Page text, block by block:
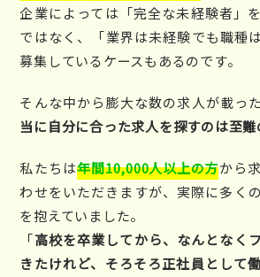
企業によっては「完全な未経験者」
ではなく、「業界は未経験でも職種
募集しているケースもあるのです。
そんな中から膨大な数の求人が載っ
当に自分に合った求人を探すのは至
私たちは年間10,000人以上の方から
わせをいただきますが、実際に多く
を抱えていました。
「高校を卒業してから、なんとなく
きたけれど、そろそろ正社員として